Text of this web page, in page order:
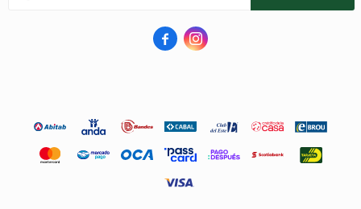
 